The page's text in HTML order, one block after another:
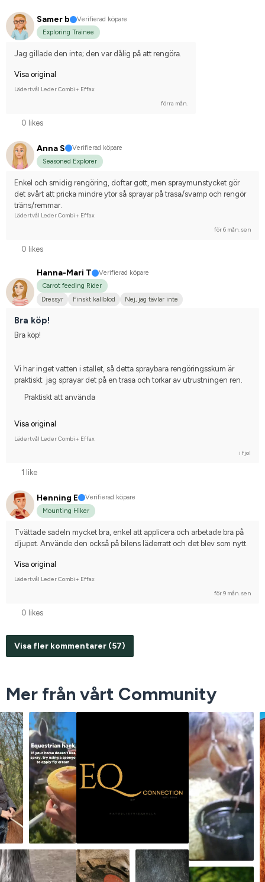
Samer b
Verifierad köpare
Exploring Trainee
Jag gillade den inte; den var dålig på att rengöra.
Visa original
Lädertvål Leder Combi+ Effax
förra mån.
0 likes
Anna S
Verifierad köpare
Seasoned Explorer
Enkel och smidig rengöring, doftar gott, men spraymunstycket gör
det svårt att pricka mindre ytor så sprayar på trasa/svamp och rengör
träns/remmar.
Lädertvål Leder Combi+ Effax
för 6 mån. sen
0 likes
Hanna-Mari T
Verifierad köpare
Carrot feeding Rider
Dressyr
Finskt kallblod Nej, jag tävlar inte
Bra köp!
Bra köp!
Vi har inget vatten i stallet, så detta spraybara rengöringsskum är
praktiskt: jag sprayar det på en trasa och torkar av utrustningen ren.
Praktiskt att använda
Visa original
Lädertvål Leder Combi+ Effax
i fjol
1 like
Henning E
Verifierad köpare
Mounting Hiker
Tvättade sadeln mycket bra, enkel att applicera och arbetade bra på
djupet. Använde den också på bilens läderratt och det blev som nytt.
Visa original
Lädertvål Leder Combi+ Effax
för 9 mån. sen
0 likes
Visa fler kommentarer (57)
Mer från vårt Community